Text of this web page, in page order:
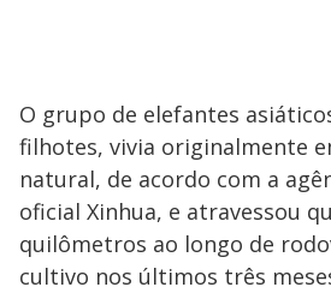
O grupo de elefantes
filhotes, vivia originalmente
natural, de acordo com a
oficial Xinhua, e atravessou
quilômetros ao longo de
cultivo nos últimos três